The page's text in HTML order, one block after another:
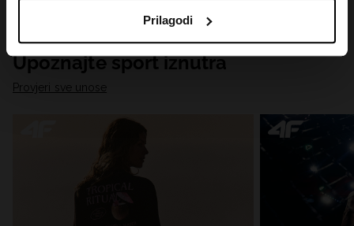
Prilagodi
Upoznajte sport iznutra
Provjeri sve unose